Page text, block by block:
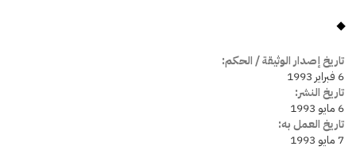
تاريخ إصدار الوثيقة / الحكم:
6 فبراير 1993
تاريخ النشر:
6 مايو 1993
تاريخ العمل به:
7 مايو 1993